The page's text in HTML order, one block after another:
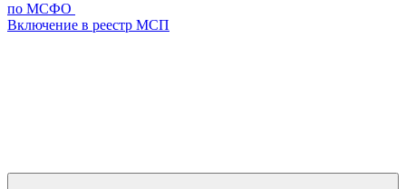
по МСФО
Включение в реестр МСП